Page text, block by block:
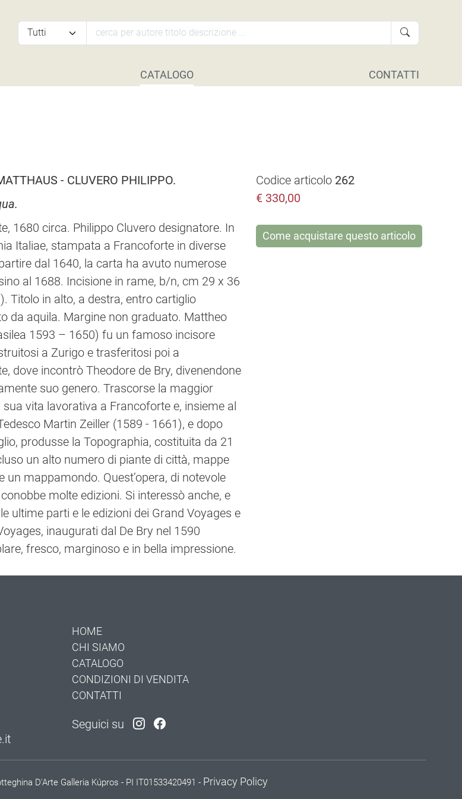
CATALOGO CONTATTI
- CLUVERO PHILIPPO.
1680 circa. Philippo Cluvero designatore. In
Italiae, stampata a Francoforte in diverse
dal 1640, la carta ha avuto numerose
al 1688. Incisione in rame, b/n, cm 29 x 36
Titolo in alto, a destra, entro cartiglio
da aquila. Margine non graduato. Mattheo
1593 – 1650) fu un famoso incisore
a Zurigo e trasferitosi poi a
dove incontrò Theodore de Bry, divenendone
suo genero. Trascorse la maggior
sua vita lavorativa a Francoforte e, insieme al
Martin Zeiller (1589 - 1661), e dopo
produsse la Topographia, costituita da 21
un alto numero di piante di città, mappe
un mappamondo. Quest’opera, di notevole
molte edizioni. Si interessò anche, e
ultime parti e le edizioni dei Grand Voyages e
inaugurati dal De Bry nel 1590
fresco, marginoso e in bella impressione.
Codice articolo 262
€ 330,00
Come acquistare questo articolo
HOME
CHI SIAMO
CATALOGO
CONDIZIONI DI VENDITA
CONTATTI
Seguici su
D'Arte Galleria Kúpros - PI IT01533420491 - Privacy Policy